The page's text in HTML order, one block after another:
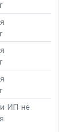
ИП не